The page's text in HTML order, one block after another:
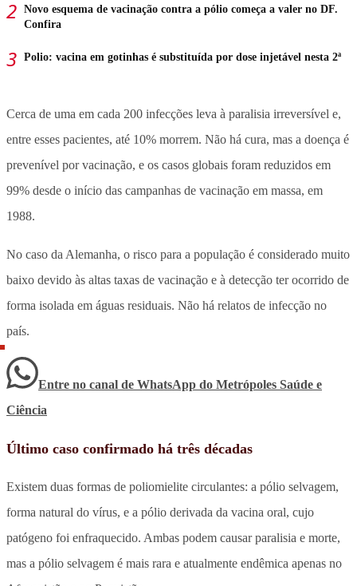
Novo esquema de vacinação contra a pólio começa a valer no DF.
Confira
Polio: vacina em gotinhas é substituída por dose injetável nesta 2ª
Cerca de uma em cada 200 infecções leva à paralisia irreversível e,
entre esses pacientes, até 10% morrem. Não há cura, mas a doença é
prevenível por vacinação, e os casos globais foram reduzidos em
99% desde o início das campanhas de vacinação em massa, em
1988.
No caso da Alemanha, o risco para a população é considerado muito
baixo devido às altas taxas de vacinação e à detecção ter ocorrido de
forma isolada em águas residuais. Não há relatos de infecção no
país.
Entre no canal de WhatsApp do Metrópoles Saúde e
Ciência
Último caso confirmado há três décadas
Existem duas formas de poliomielite circulantes: a pólio selvagem,
forma natural do vírus, e a pólio derivada da vacina oral, cujo
patógeno foi enfraquecido. Ambas podem causar paralisia e morte,
mas a pólio selvagem é mais rara e atualmente endêmica apenas no